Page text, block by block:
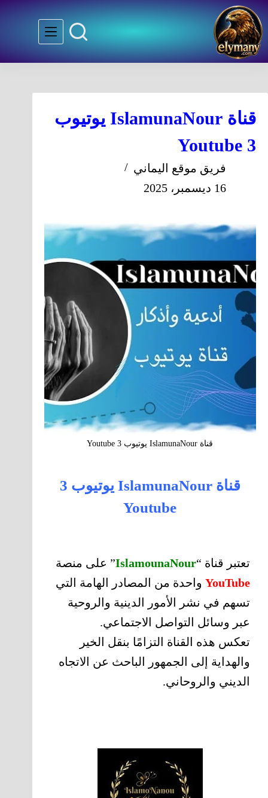
قناة IslamunaNour يوتيوب
3 Youtube
فريق موقع اليماني
16 ديسمبر، 2025
قناة IslamunaNour يوتيوب 3 Youtube
قناة IslamunaNour يوتيوب 3
Youtube
تعتبر قناة “IslamounaNour” على منصة
YouTube واحدة من المصادر الهامة التي
تسهم في نشر الأمور الدينية والروحية
عبر وسائل التواصل الاجتماعي.
تعكس هذه القناة التزامًا بنقل الخير
والهداية إلى الجمهور الباحث عن الاتجاه
الديني والروحاني.